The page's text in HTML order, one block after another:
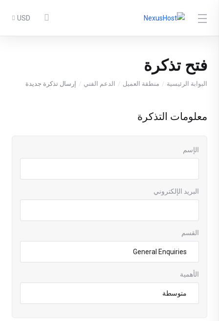
USD
فتح تذكرة
البوابة الرئيسية منطقة العميل الدعم الفني إرسال تذكرة جديدة
معلومات التذكرة
الإسم
البريد الإلكتروني
القسم
الأهمية